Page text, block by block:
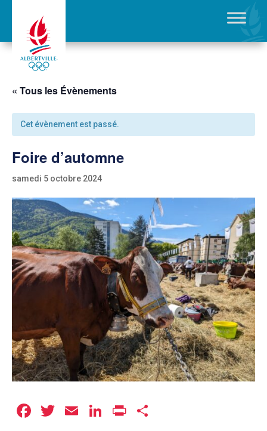
« Tous les Évènements
Cet évènement est passé.
Foire d’automne
samedi 5 octobre 2024
Facebook
Twitter
EmailLinkedIn
Print